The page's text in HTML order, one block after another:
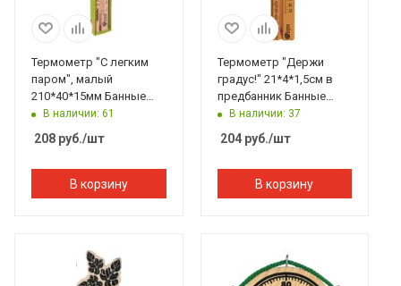
Термометр "С легким
паром", малый
210*40*15мм Банные
штучки
В наличии: 61
208 руб./шт
В корзину
Термометр "Держи
градус!" 21*4*1,5см в
предбанник Банные
штучки
В наличии: 37
204руб./шт
В корзину